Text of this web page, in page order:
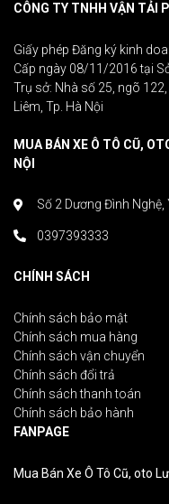
CÔNG TY TNHH VẬN TẢI
Giấy phép Đăng ký kinh
Cấp ngày 08/11/2016 tại
Trụ sở: Nhà số 25, ngõ
Liêm, Tp. Hà Nội
MUA BÁN XE Ô TÔ CŨ,
NỘI
Số 2 Dương Đình Nghệ,
0397393333
CHÍNH SÁCH
Chính sách bảo mật
Chính sách mua hàng
Chính sách vận chuyển
Chính sách đổi trả
Chính sách thanh toán
Chính sách bảo hành
FANPAGE
Mua Bán Xe Ô Tô Cũ, oto